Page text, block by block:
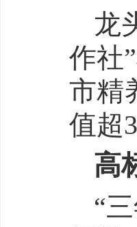
龙
作社
市精
值超
高
“